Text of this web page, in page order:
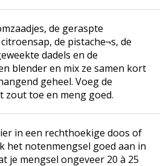
de geraspte
de pistache¬s, de
dadels en de
blender en mix ze samen kort
geheel. Voeg de
zout toe en meng goed.
in een rechthoekige doos of
het notenmengsel goed aan in
je mengsel ongeveer 20 à 25